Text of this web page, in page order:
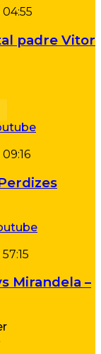
04:55
padre Vitor
09:16
57:15
Mirandela –